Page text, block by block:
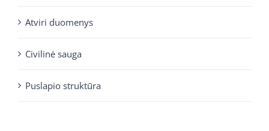
Atviri duomenys
Civilinė sauga
Puslapio struktūra